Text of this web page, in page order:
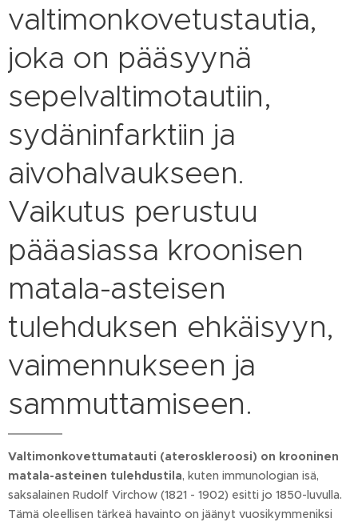
valtimonkovetustautia,
joka on pääsyynä
sepelvaltimotautiin,
sydäninfarktiin ja
aivohalvaukseen.
Vaikutus perustuu
pääasiassa kroonisen
matala-asteisen
tulehduksen ehkäisyyn,
vaimennukseen ja
sammuttamiseen.
Valtimonkovettumatauti (ateroskleroosi) on krooninen
matala-asteinen tulehdustila, kuten immunologian isä,
saksalainen Rudolf Virchow (1821 - 1902) esitti jo 1850-luvulla.
Tämä oleellisen tärkeä havainto on jäänyt vuosikymmeniksi